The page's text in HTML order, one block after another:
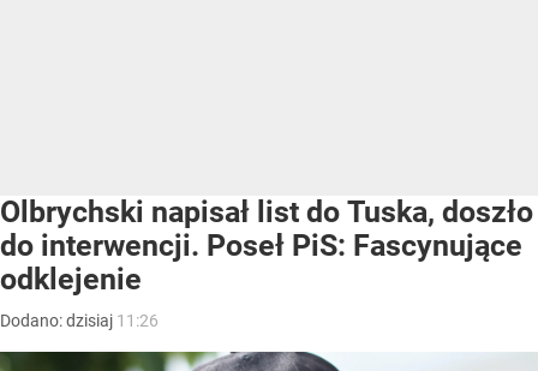
Olbrychski napisał list do Tuska, doszło
do interwencji. Poseł PiS: Fascynujące
odklejenie
Dodano:dzisiaj 11:26